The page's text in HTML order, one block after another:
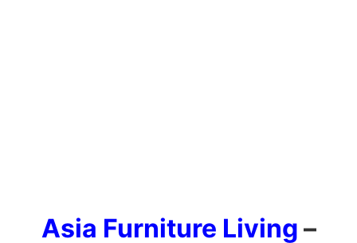
Asia Furniture Living –